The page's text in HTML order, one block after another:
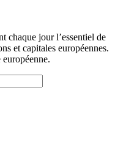
chaque jour l’essentiel de
et capitales européennes.